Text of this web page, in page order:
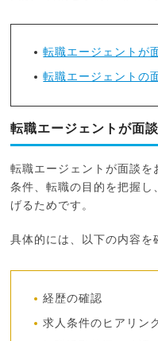
転職エージェントが
転職エージェントの
転職エージェントが面
転職エージェントが面談を
条件、転職の目的を把握し
げるためです。
具体的には、以下の内容を
経歴の確認
求人条件のヒアリン